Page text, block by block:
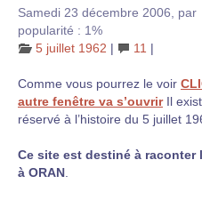
Samedi 23 décembre 2006 par
popularité : 1%
5 juillet 1962 | 11 |
Comme vous pourrez le voir
autre fenêtre va s’ouvrirIl
réservé à l’histoire du 5 juillet
Ce site est destiné à raconter
à ORAN